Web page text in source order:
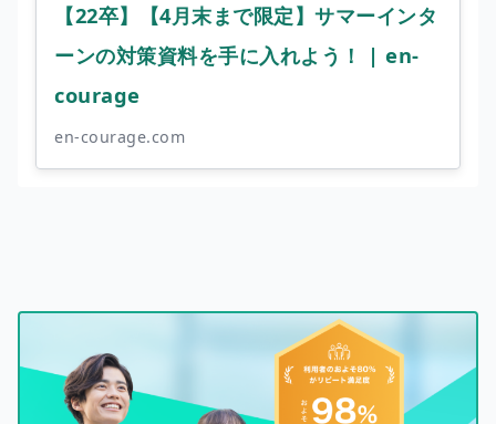
【22卒】【4月末まで限定】サマーインタ
ーンの対策資料を手に入れよう！ | en-
courage
en-courage.com